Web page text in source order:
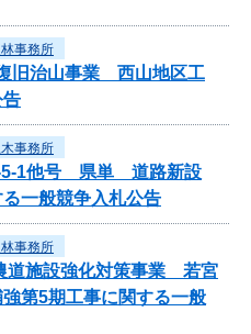
事務所
旧治山事業 西山地区工
告
事務所
5-1他号 県単 道路新設
一般競争入札公告
事務所
道施設強化対策事業 若宮
第5期工事に関する一般